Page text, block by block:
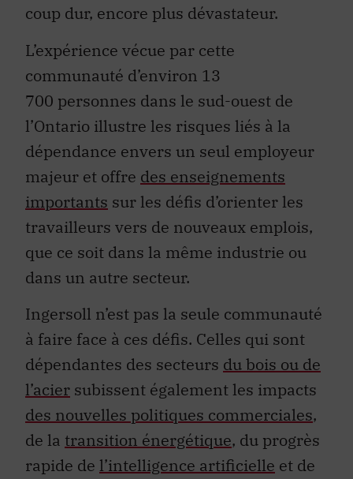
coup dur, encore plus dévastateur.
L’expérience vécue par cette
communauté d’environ 13
700 personnes dans le sud-ouest de
l’Ontario illustre les risques liés à la
dépendance envers un seul employeur
majeur et offre des enseignements
importants sur les défis d’orienter les
travailleurs vers de nouveaux emplois,
que ce soit dans la même industrie ou
dans un autre secteur.
Ingersoll n’est pas la seule communauté
à faire face à ces défis. Celles qui sont
dépendantes des secteurs du bois ou de
l’acier subissent également les impacts
des nouvelles politiques commerciales,
de la transition énergétique, du progrès
rapide de l’intelligence artificielle et de